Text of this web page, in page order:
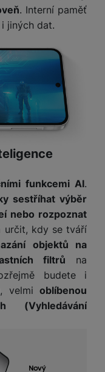
. Interní paměť
jiných dat.
funkcemi AI.
sestříhat výběr
nebo rozpoznat
určit, kdy se tváří
objektů na
filtrů na
budete i
velmi oblíbenou